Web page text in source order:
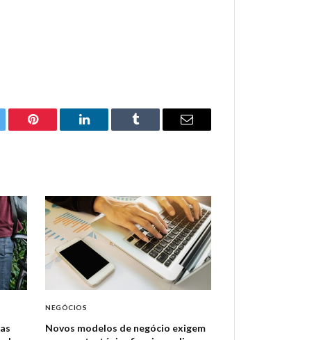
Pinterest LinkedIn Tumblr Email
NEGÓCIOS
Novos modelos de negócio exigem